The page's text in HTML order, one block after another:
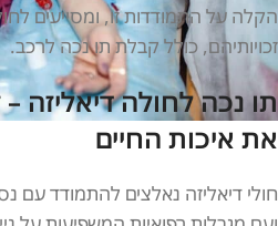
הקלה על התמודדות זו, ומסייעים
זכויותיהם, כולל קבלת תו נכה לרכב.
תו נכה לחולה דיאליזה
את איכות החיים
חולי דיאליזה נאלצים להתמודד עם